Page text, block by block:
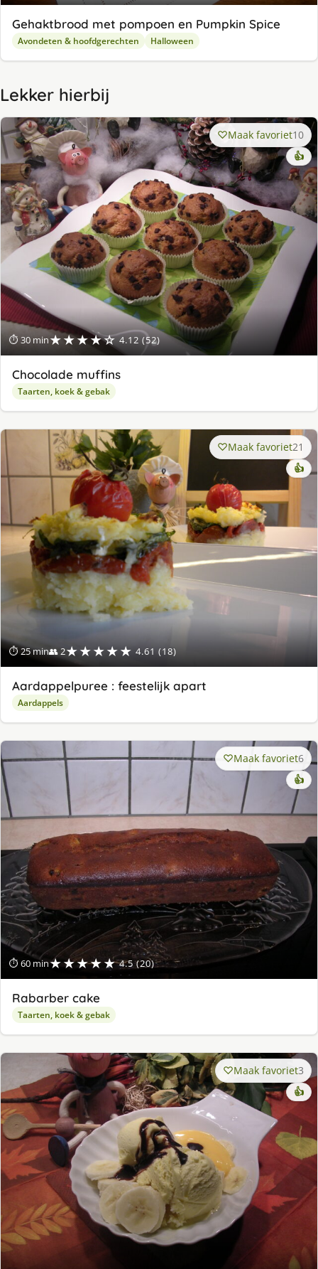
Gehaktbrood met pompoen en Pumpkin Spice
Avondeten & hoofdgerechten Halloween
Lekker hierbij
⏱ 30 min★★★★☆ 4.12 (52)
Maak favoriet10
👍
Chocolade muffins
Taarten, koek & gebak
⏱ 25 min👥 2★★★★★ 4.61 (18)
Maak favoriet21
👍
Aardappelpuree : feestelijk apart
Aardappels
⏱ 60 min★★★★★ 4.5 (20)
Maak favoriet6
👍
Rabarber cake
Taarten, koek & gebak
Maak favoriet3
👍